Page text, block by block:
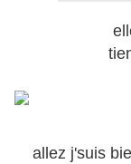
allez j'suis